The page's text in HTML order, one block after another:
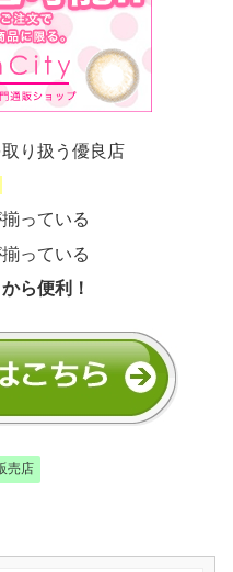
り扱う優良店
っている
っている
ら便利！
売店